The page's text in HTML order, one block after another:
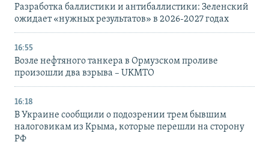
Разработка баллистики и антибаллистики: Зеленский
ожидает «нужных результатов» в 2026-2027 годах
16:55
Возле нефтяного танкера в Ормузском проливе
произошли два взрыва – UKMTO
16:18
В Украине сообщили о подозрении трем бывшим
налоговикам из Крыма, которые перешли на сторону
РФ